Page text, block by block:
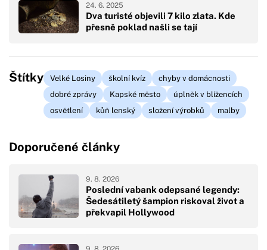
Dva turisté objevili 7 kilo zlata. Kde
přesně poklad našli se tají
24. 6. 2025
Štítky Velké Losiny školní kvíz
chyby v domácnosti
dobré zprávy
Kapské město
úplněk v blížencích
osvětlení
kůň lenský složení výrobků malby
Doporučené články
Poslední vabank odepsané legendy:
Šedesátiletý šampion riskoval život a
překvapil Hollywood
9. 8. 2026